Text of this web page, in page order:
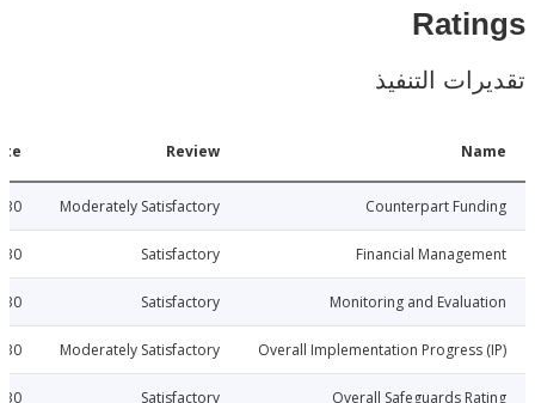
التنفيذ
Counterpart
Moderately Satisfactory
2009-08-30
Financial
Satisfactory
2009-08-30
Monitoring and
Satisfactory
2009-08-30
Overall Implementation
Moderately Satisfactory
2009-08-30
Overall Safeguards
Satisfactory
2009-08-30